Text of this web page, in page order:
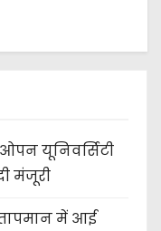
यूनिवर्सिटी
मंजूरी
में आई